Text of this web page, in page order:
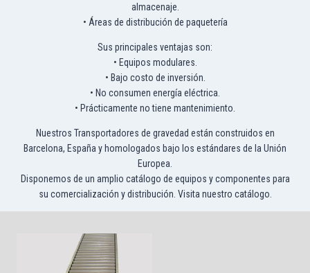
almacenaje.
• Áreas de distribución de paquetería
Sus principales ventajas son:
• Equipos modulares.
• Bajo costo de inversión.
• No consumen energía eléctrica.
• Prácticamente no tiene mantenimiento.
Nuestros Transportadores de gravedad están construidos en
Barcelona, España y homologados bajo los estándares de la Unión
Europea.
Disponemos de un amplio catálogo de equipos y componentes para
su comercialización y distribución. Visita nuestro catálogo.